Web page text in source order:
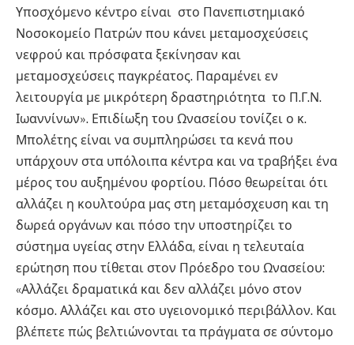
Υποσχόμενο κέντρο είναι στο Πανεπιστημιακό
Νοσοκομείο Πατρών που κάνει μεταμοσχεύσεις
νεφρού και πρόσφατα ξεκίνησαν και
μεταμοσχεύσεις παγκρέατος. Παραμένει εν
λειτουργία με μικρότερη δραστηριότητα το Π.Γ.Ν.
Ιωαννίνων». Επιδίωξη του Ωνασείου τονίζει ο κ.
Μπολέτης είναι να συμπληρώσει τα κενά που
υπάρχουν στα υπόλοιπα κέντρα και να τραβήξει ένα
μέρος του αυξημένου φορτίου. Πόσο θεωρείται ότι
αλλάζει η κουλτούρα μας στη μεταμόσχευση και τη
δωρεά οργάνων και πόσο την υποστηρίζει το
σύστημα υγείας στην Ελλάδα, είναι η τελευταία
ερώτηση που τίθεται στον Πρόεδρο του Ωνασείου:
«Αλλάζει δραματικά και δεν αλλάζει μόνο στον
κόσμο. Αλλάζει και στο υγειονομικό περιβάλλον. Και
βλέπετε πώς βελτιώνονται τα πράγματα σε σύντομο